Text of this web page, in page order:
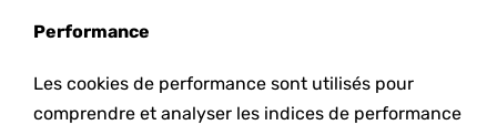
Performance
Les cookies de performance sont utilisés pour
comprendre et analyser les indices de performance